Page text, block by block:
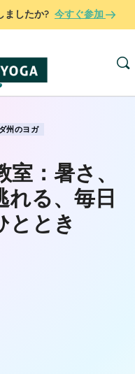
ましたか? 今すぐ参加
州のヨガ
：暑さ、
れる、毎日
ととき